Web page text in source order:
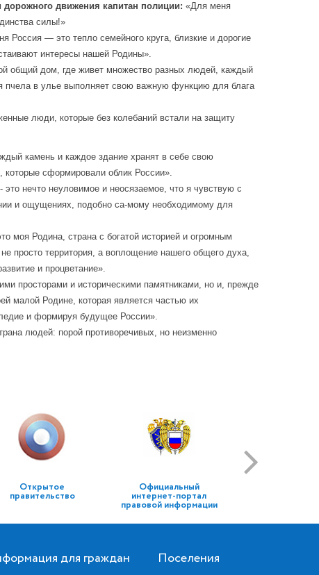
движения капитан полиции: «Для меня
силы!»
Россия — это тепло семейного круга, близкие и дорогие
интересы нашей Родины».
общий дом, где живет множество разных людей, каждый
пчела в улье выполняет свою важную функцию для блага
люди, которые без колебаний встали на защиту
камень и каждое здание хранят в себе свою
которые сформировали облик России».
нечто неуловимое и неосязаемое, что я чувствую с
и ощущениях, подобно са-мому необходимому для
моя Родина, страна с богатой историей и огромным
просто территория, а воплощение нашего общего духа,
и процветание».
просторами и историческими памятниками, но и, прежде
малой Родине, которая является частью их
и формируя будущее России».
людей: порой противоречивых, но неизменно
Открытое
правительство
Официальный
интернет-портал
правовой информации
для граждан Поселения